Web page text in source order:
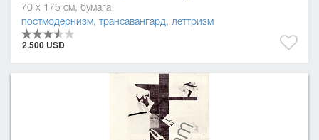
70 x 175 см, бумага
постмодернизм, трансавангард, леттризм
2.500 USD